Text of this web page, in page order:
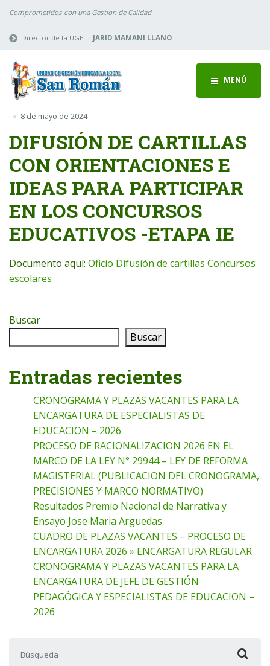
Comprometidos con una Gestion de Calidad
Director de la UGEL : JARID MAMANI LLANO
MENÚ
8 de mayo de 2024
DIFUSIÓN DE CARTILLAS
CON ORIENTACIONES E
IDEAS PARA PARTICIPAR
EN LOS CONCURSOS
EDUCATIVOS -ETAPA IE
Documento aquí: Oficio Difusión de cartillas Concursos
escolares
Buscar
Buscar
Entradas recientes
CRONOGRAMA Y PLAZAS VACANTES PARA LA
ENCARGATURA DE ESPECIALISTAS DE
EDUCACION – 2026
PROCESO DE RACIONALIZACION 2026 EN EL
MARCO DE LA LEY N° 29944 – LEY DE REFORMA
MAGISTERIAL (PUBLICACION DEL CRONOGRAMA,
PRECISIONES Y MARCO NORMATIVO)
Resultados Premio Nacional de Narrativa y
Ensayo Jose Maria Arguedas
CUADRO DE PLAZAS VACANTES – PROCESO DE
ENCARGATURA 2026 » ENCARGATURA REGULAR
CRONOGRAMA Y PLAZAS VACANTES PARA LA
ENCARGATURA DE JEFE DE GESTIÓN
PEDAGÓGICA Y ESPECIALISTAS DE EDUCACION –
2026